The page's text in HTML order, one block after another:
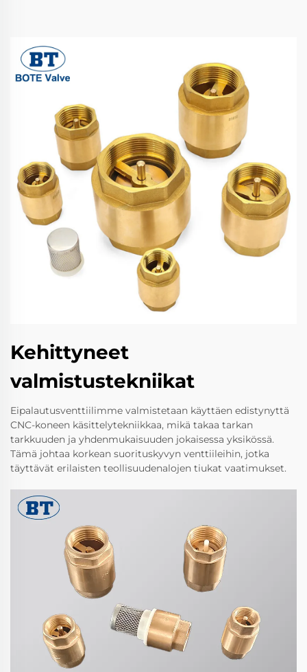
Kehittyneet
valmistustekniikat
Eipalautusventtiilimme valmistetaan käyttäen edistynyttä
CNC-koneen käsittelytekniikkaa, mikä takaa tarkan
tarkkuuden ja yhdenmukaisuuden jokaisessa yksikössä.
Tämä johtaa korkean suorituskyvyn venttiileihin, jotka
täyttävät erilaisten teollisuudenalojen tiukat vaatimukset.